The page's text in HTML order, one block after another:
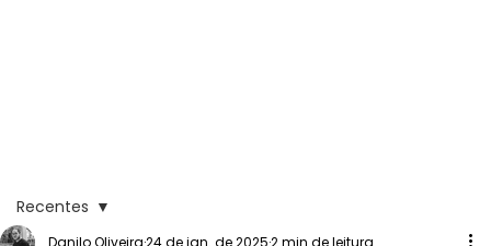
Recentes
Danilo Oliveira24 de jan. de 20252 min de leitura